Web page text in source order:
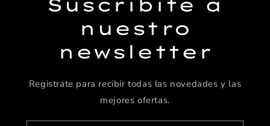
Suscribite a
nuestro
newsletter
Registrate para recibir todas las novedades y las
mejores ofertas.